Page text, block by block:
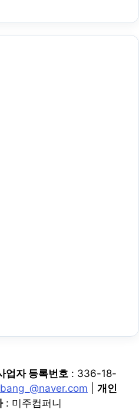
업자 등록번호 : 336-18-
개인
: 미주컴퍼니